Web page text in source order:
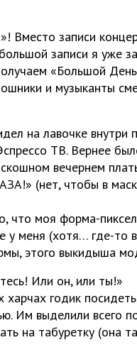
Вместо записи
записи я уже
«Большой
и музыканты
на лавочке внутри
ТВ. Вернее
вечернем
(нет, чтобы в
моя форма-
у меня (хотя… где-то
этого выкидыша
Или он, или ты!»
годик
Им выделили всего
на табуретку (она